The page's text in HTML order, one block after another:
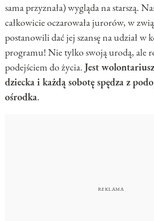
sama przyznała) wygląda na starszą.
całkowicie oczarowała jurorów, w
postanowili dać jej szansę na udział w
programu! Nie tylko swoją urodą, ale
podejściem do życia.Jest
dziecka i każdą sobotę spędza z
ośrodka.